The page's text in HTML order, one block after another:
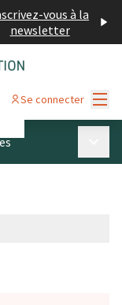
vous à la
newsletter
Se connecter